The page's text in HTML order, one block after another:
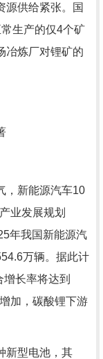
源供给紧张。国
生产的仅4个矿
冶炼厂对锂矿的
，新能源汽车10
业发展规划
年我国新能源汽
万辆。据此计
长率将达到
加，碳酸锂下游
新型电池，其